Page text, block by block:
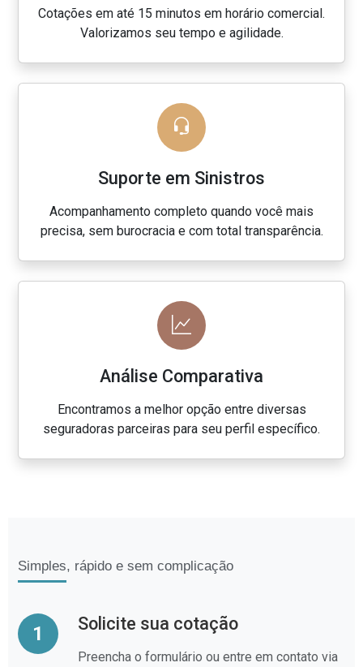
Cotações em até 15 minutos em horário comercial.
Valorizamos seu tempo e agilidade.
Suporte em Sinistros
Acompanhamento completo quando você mais
precisa, sem burocracia e com total transparência.
Análise Comparativa
Encontramos a melhor opção entre diversas
seguradoras parceiras para seu perfil específico.
Simples, rápido e sem complicação
1 Solicite sua cotação
Preencha o formulário ou entre em contato via